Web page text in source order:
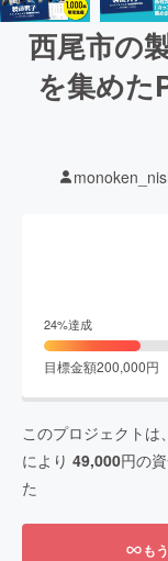
西尾市の
を集めた
24%達成
目標金額200,000円
このプロジェクトは、
により 49,000円の
た
も